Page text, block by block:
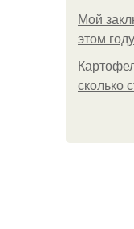
Мой
этом
сколько